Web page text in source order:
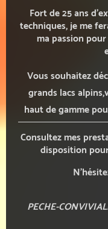
Fort de 25 ans
techniques, je me
ma passion
Vous souhaitez
grands lacs
haut de gamme
Consultez mes
disposition
PECHE-